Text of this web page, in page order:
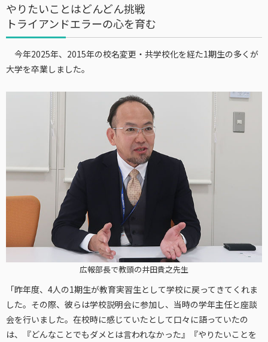
やりたいことはどんどん挑戦
トライアンドエラーの心を育む
今年2025年、2015年の校名変更・共学校化を経た1期生の多くが
大学を卒業しました。
広報部長で教頭の井田貴之先生
「昨年度、4人の1期生が教育実習生として学校に戻ってきてくれま
した。その際、彼らは学校説明会に参加し、当時の学年主任と座談
会を行いました。在校時に感じていたとして口々に語っていたの
は、『どんなことでもダメとは言われなかった』『やりたいことを